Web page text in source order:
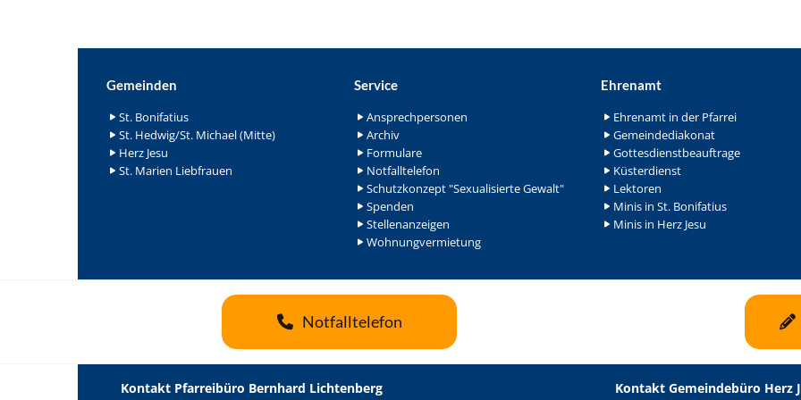
Gemeinden
St. Bonifatius
St. Hedwig/St. Michael (Mitte)
Herz Jesu
St. Marien Liebfrauen
Service
Ansprechpersonen
Archiv
Formulare
Notfalltelefon
Schutzkonzept "Sexualisierte Gewalt"
Spenden
Stellenanzeigen
Wohnungvermietung
Ehrenamt
Ehrenamt in der Pfarrei
Gemeindediakonat
Gottesdienstbeauftrage
Küsterdienst
Lektoren
Minis in St. Bonifatius
Minis in Herz Jesu
Notfalltelefon
Kontakt Pfarreibüro Bernhard Lichtenberg
Kontakt Gemeindebüro Herz